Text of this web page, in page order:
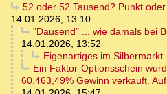
52 oder 52 Tausend? Punkt
14.01.2026, 13:10
"Dausend" ... wie damals bei
14.01.2026, 13:52
Eigenartiges im Silbermarkt
Ein Faktor-Optionsschein
60.463,49% Gewinn verkauft.